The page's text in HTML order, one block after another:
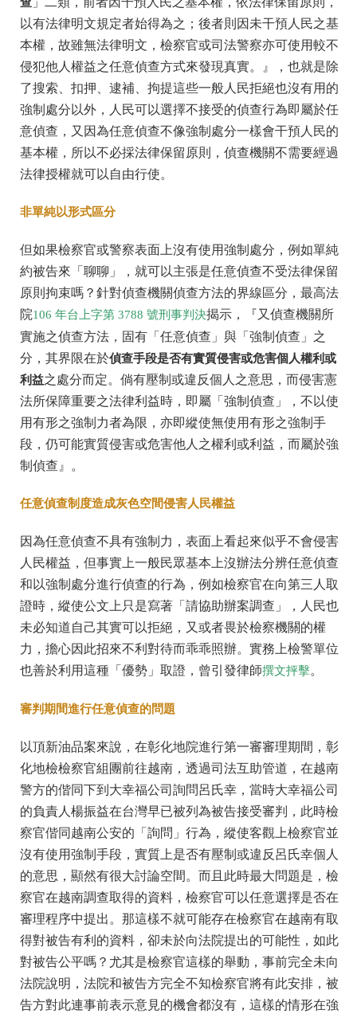
以有法律明文規定者始得為之；後者則因未干預人民之基
本權，故雖無法律明文，檢察官或司法警察亦可使用較不
侵犯他人權益之任意偵查方式來發現真實。』，也就是除
了搜索、扣押、逮補、拘提這些一般人民拒絕也沒有用的
強制處分以外，人民可以選擇不接受的偵查行為即屬於任
意偵查，又因為任意偵查不像強制處分一樣會干預人民的
基本權，所以不必採法律保留原則，偵查機關不需要經過
法律授權就可以自由行使。
非單純以形式區分
但如果檢察官或警察表面上沒有使用強制處分，例如單純
約被告來「聊聊」，就可以主張是任意偵查不受法律保留
原則拘束嗎？針對偵查機關偵查方法的界線區分，最高法
院106 年台上字第 3788 號刑事判決揭示，『又偵查機關所
實施之偵查方法，固有「任意偵查」與「強制偵查」之
分，其界限在於偵查手段是否有實質侵害或危害個人權利或
利益之處分而定。倘有壓制或違反個人之意思，而侵害憲
法所保障重要之法律利益時，即屬「強制偵查」，不以使
用有形之強制力者為限，亦即縱使無使用有形之強制手
段，仍可能實質侵害或危害他人之權利或利益，而屬於強
制偵查』。
任意偵查制度造成灰色空間侵害人民權益
因為任意偵查不具有強制力，表面上看起來似乎不會侵害
人民權益，但事實上一般民眾基本上沒辦法分辨任意偵查
和以強制處分進行偵查的行為，例如檢察官在向第三人取
證時，縱使公文上只是寫著「請協助辦案調查」，人民也
未必知道自己其實可以拒絕，又或者畏於檢察機關的權
力，擔心因此招來不利對待而乖乖照辦。實務上檢警單位
也善於利用這種「優勢」取證，曾引發律師撰文抨擊。
審判期間進行任意偵查的問題
以頂新油品案來說，在彰化地院進行第一審審理期間，彰
化地檢檢察官組團前往越南，透過司法互助管道，在越南
警方的偕同下到大幸福公司詢問呂氏幸，當時大幸福公司
的負責人楊振益在台灣早已被列為被告接受審判，此時檢
察官偕同越南公安的「詢問」行為，縱使客觀上檢察官並
沒有使用強制手段，實質上是否有壓制或違反呂氏幸個人
的意思，顯然有很大討論空間。而且此時最大問題是，檢
察官在越南調查取得的資料，檢察官可以任意選擇是否在
審理程序中提出。那這樣不就可能存在檢察官在越南有取
得對被告有利的資料，卻未於向法院提出的可能性，如此
對被告公平嗎？尤其是檢察官這樣的舉動，事前完全未向
法院說明，法院和被告方完全不知檢察官將有此安排，被
告方對此連事前表示意見的機會都沒有，這樣的情形在強